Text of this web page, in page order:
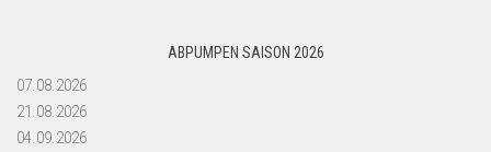
ABPUMPEN SAISON 2026
07.08.2026
21.08.2026
04.09.2026